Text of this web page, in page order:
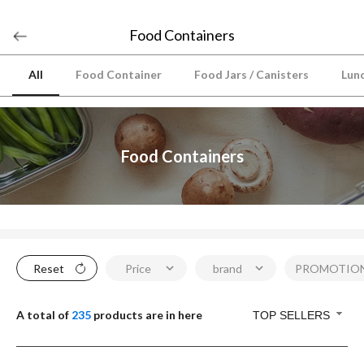
Food Containers
All Food Container Food Jars / Canisters
Food Containers
Reset Price brand
A total of 235 products are in here TOP SELLERS